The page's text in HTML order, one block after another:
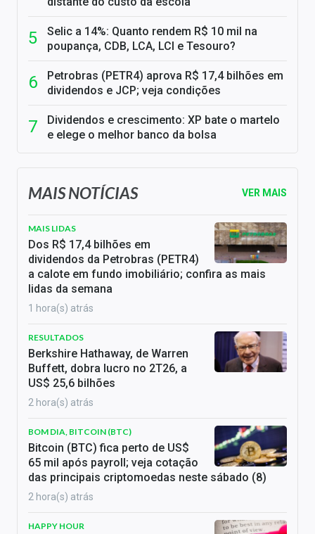
Selic a 14%: Quanto rendem R$ 10 mil na
poupança, CDB, LCA, LCI e Tesouro?
Petrobras (PETR4) aprova R$ 17,4 bilhões em
dividendos e JCP; veja condições
Dividendos e crescimento: XP bate o martelo
e elege o melhor banco da bolsa
MAIS NOTÍCIAS VER MAIS
MAIS LIDAS
Dos R$ 17,4 bilhões em
dividendos da Petrobras (PETR4)
a calote em fundo imobiliário; confira as mais
lidas da semana
1 hora(s) atrás
RESULTADOS
Berkshire Hathaway, de Warren
Buffett, dobra lucro no 2T26, a
US$ 25,6 bilhões
2 hora(s) atrás
BOM DIA, BITCOIN (BTC)
Bitcoin (BTC) fica perto de US$
65 mil após payroll; veja cotação
das principais criptomoedas neste sábado (8)
2 hora(s) atrás
HAPPY HOUR